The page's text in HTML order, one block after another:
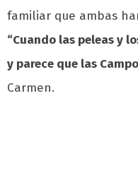
familiar que ambas
“Cuando las peleas y
y parece que las
Carmen.